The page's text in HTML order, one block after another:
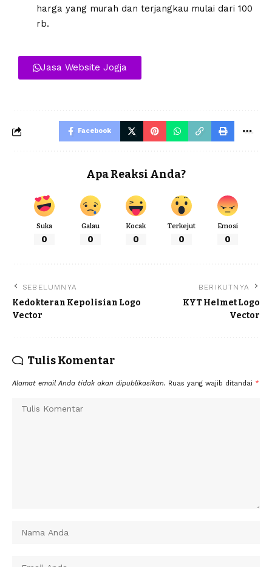
harga yang murah dan terjangkau mulai dari 100
rb.
Jasa Website Jogja
Facebook
Apa Reaksi Anda?
Suka
0
Galau
0
Kocak
0
Terkejut
0
Emosi
0
SEBELUMNYA
Kedokteran Kepolisian Logo
Vector
BERIKUTNYA
KYT Helmet Logo
Vector
Tulis Komentar
Alamat email Anda tidak akan dipublikasikan. Ruas yang wajib ditandai *